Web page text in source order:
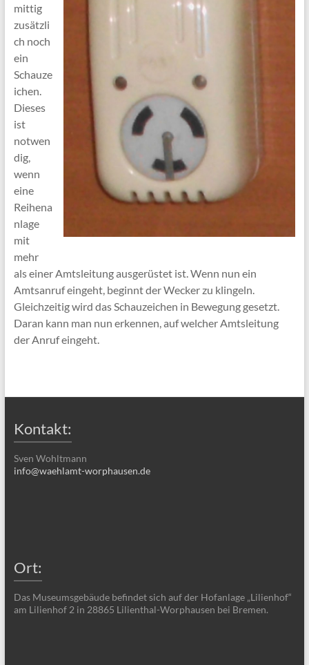
mittig
zusätzli
ch noch
ein
Schauze
ichen.
Dieses
ist
notwen
dig,
wenn
eine
Reihena
nlage
mit
mehr
als einer Amtsleitung ausgerüstet ist. Wenn nun ein
Amtsanruf eingeht, beginnt der Wecker zu klingeln.
Gleichzeitig wird das Schauzeichen in Bewegung gesetzt.
Daran kann man nun erkennen, auf welcher Amtsleitung
der Anruf eingeht.
Kontakt:
Sven Wohltmann
info@waehlamt-worphausen.de
Ort:
Das Museumsgebäude befindet sich auf der Hofanlage „Lilienhof“
am Lilienhof 2 in 28865 Lilienthal-Worphausen bei Bremen.